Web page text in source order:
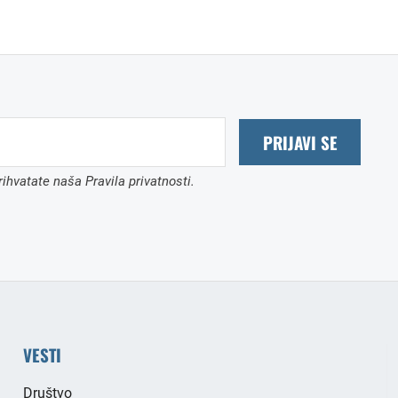
PRIJAVI SE
naša Pravila privatnosti.
VESTI
Društvo